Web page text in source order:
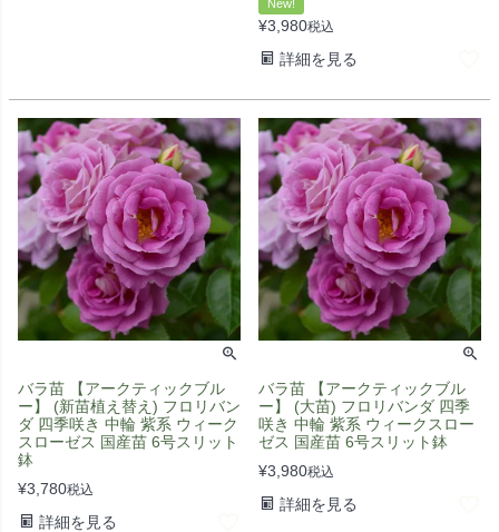
New!
¥3,980税込
詳細を見る
バラ苗 【アークティックブル
ー】 (新苗植え替え) フロリバン
ダ 四季咲き 中輪 紫系 ウィーク
スローゼス 国産苗 6号スリット
鉢
¥3,780税込
詳細を見る
バラ苗 【アークティックブル
ー】 (大苗) フロリバンダ 四季
咲き 中輪 紫系 ウィークスロー
ゼス 国産苗 6号スリット鉢
¥3,980税込
詳細を見る